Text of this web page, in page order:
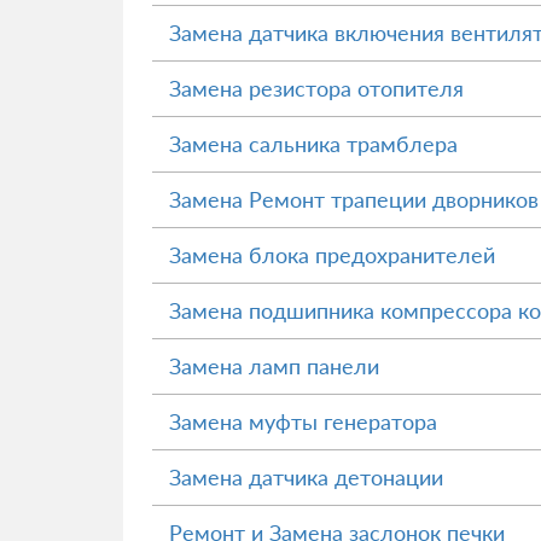
Замена датчика включения
Замена резистора отопителя
Замена сальника трамблера
Замена Ремонт трапеции дворников
Замена блока предохранителей
Замена подшипника компрессора
Замена ламп панели
Замена муфты генератора
Замена датчика детонации
Ремонт и Замена заслонок печки